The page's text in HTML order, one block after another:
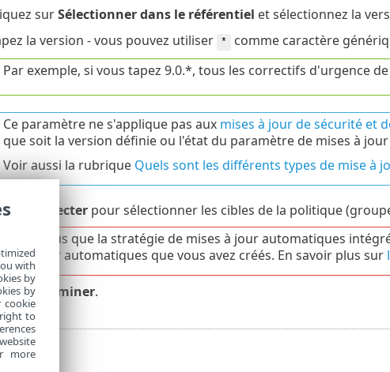
surSélectionner dans le référentiel et sélectionnez la
la version - vous pouvez utiliser *
comme caractère
Par exemple, si vous tapez 9.0.*, tous les correctifs d'urgence
Ce paramètre ne s'applique pas aux mises à jour de sécurité et
que soit la version définie ou l'état du paramètre de mises à
Voir aussi la rubrique Quels sont les différents types de mise à
sur Affecterpour sélectionner les cibles de la politique
vous que la stratégie de mises à jour automatiques
à jour automatiques que vous avez créés. En savoir plus sur
sur Terminer.
with
by
by
cookie
to
more